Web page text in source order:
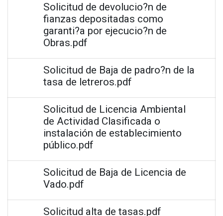
Solicitud de devolucio?n de
fianzas depositadas como
garanti?a por ejecucio?n de
Obras.pdf
Solicitud de Baja de padro?n de la
tasa de letreros.pdf
Solicitud de Licencia Ambiental
de Actividad Clasificada o
instalación de establecimiento
público.pdf
Solicitud de Baja de Licencia de
Vado.pdf
Solicitud alta de tasas.pdf